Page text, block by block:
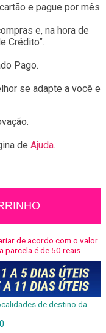
e pague por mês
e, na hora de
Crédito”.
Pago.
se adapte a você e
de Ajuda.
de acordo com o valor
parcela é de 50 reais.
de destino da